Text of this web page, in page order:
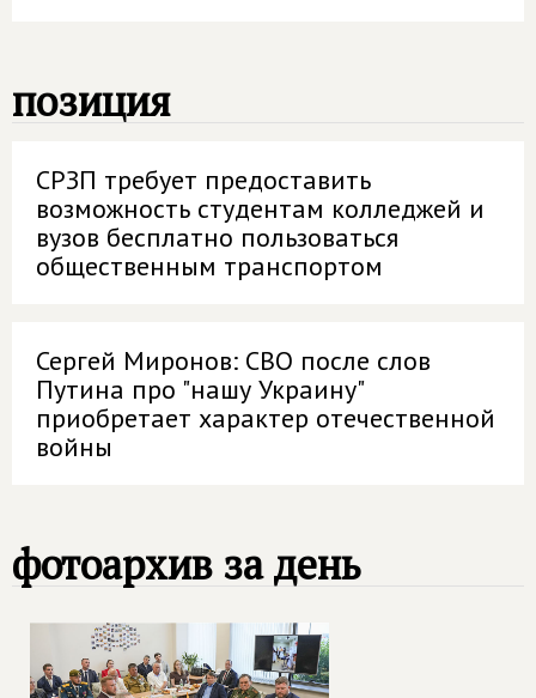
позиция
СРЗП требует предоставить
возможность студентам колледжей и
вузов бесплатно пользоваться
общественным транспортом
Сергей Миронов: СВО после слов
Путина про "нашу Украину"
приобретает характер отечественной
войны
фотоархив за день